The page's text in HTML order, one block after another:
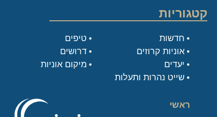
ראשי
קטגוריות
טיפים
דרושים
מיקום אוניות
חדשות
אוניות קרוזים
יעדים
שייט נהרות ותעלות